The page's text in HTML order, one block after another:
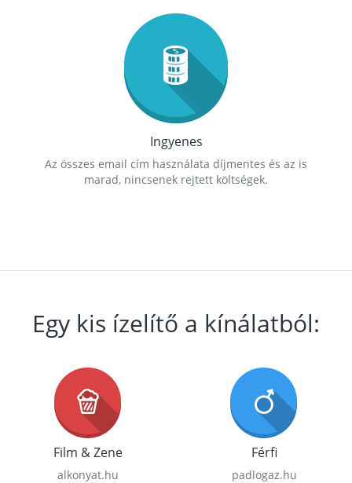
Ingyenes
Az összes email cím használata díjmentes és az is
marad, nincsenek rejtett költségek.
Egy kis ízelítő a kínálatból:
Film & Zene
alkonyat.hu
Férfi
padlogaz.hu